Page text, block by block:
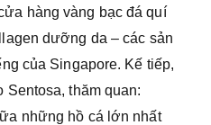
hàng vàng bạc đá quí
dưỡng da – các sản
của Singapore. Kế tiếp,
thăm quan:
những hồ cá lớn nhất